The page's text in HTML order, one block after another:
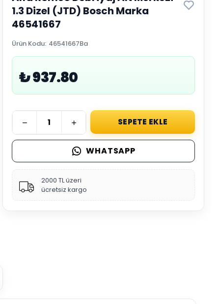
1.3 Dizel (JTD) Bosch Marka
46541667
Ürün Kodu: 46541667Ba
₺ 937.80
SEPETE EKLE
WHATSAPP
2000 TL üzeri
ücretsiz kargo